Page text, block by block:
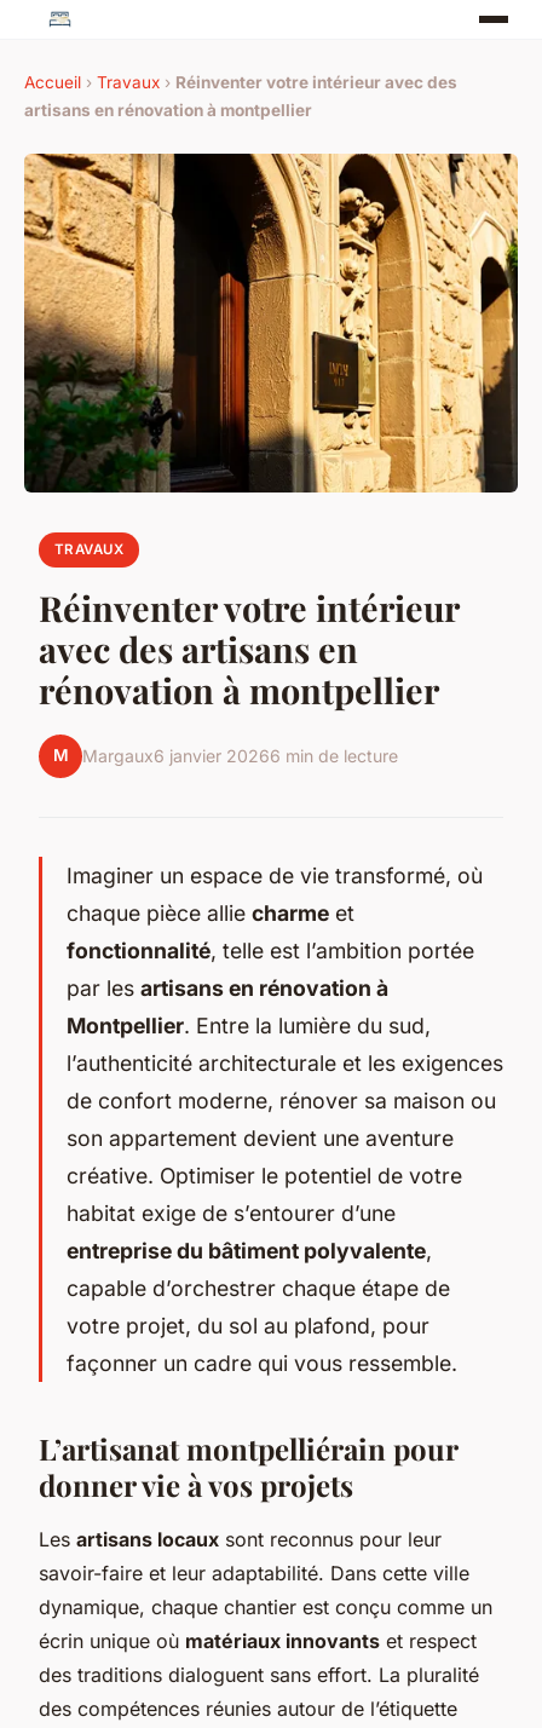
Accueil › Travaux › Réinventer votre intérieur avec des
artisans en rénovation à montpellier
TRAVAUX
Réinventer votre intérieur
avec des artisans en
rénovation à montpellier
M Margaux6 janvier 20266 min de lecture
Imaginer un espace de vie transformé, où
chaque pièce allie charme et
fonctionnalité, telle est l’ambition portée
par les artisans en rénovation à
Montpellier. Entre la lumière du sud,
l’authenticité architecturale et les exigences
de confort moderne, rénover sa maison ou
son appartement devient une aventure
créative. Optimiser le potentiel de votre
habitat exige de s’entourer d’une
entreprise du bâtiment polyvalente,
capable d’orchestrer chaque étape de
votre projet, du sol au plafond, pour
façonner un cadre qui vous ressemble.
L’artisanat montpelliérain pour
donner vie à vos projets
Les artisans locaux sont reconnus pour leur
savoir-faire et leur adaptabilité. Dans cette ville
dynamique, chaque chantier est conçu comme un
écrin unique où matériaux innovants et respect
des traditions dialoguent sans effort. La pluralité
des compétences réunies autour de l’étiquette